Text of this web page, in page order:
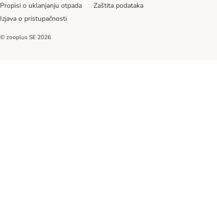
Propisi o uklanjanju otpada
Zaštita podataka
Izjava o pristupačnosti
© zooplus SE 2026